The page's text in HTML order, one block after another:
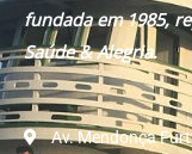
fundada em 1985,
Saúde & Alegria.
Av. Mendonça